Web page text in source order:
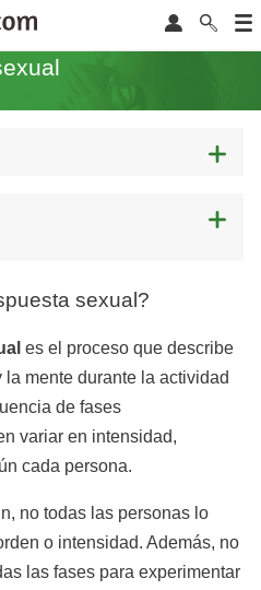
sexual?
es el proceso que describe
mente durante la actividad
de fases
variar en intensidad,
cada persona.
no todas las personas lo
o intensidad. Además, no
las fases para experimentar